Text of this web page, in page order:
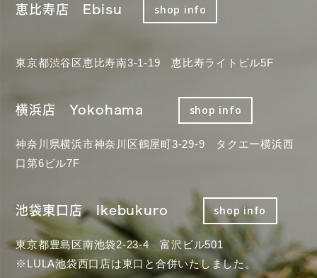
恵比寿店 Ebisu shop info
東京都渋谷区恵比寿南3-1-19 恵比寿ライトビル5F
横浜店 Yokohama shop info
神奈川県横浜市神奈川区鶴屋町3-29-9 タクエー横浜西
口第6ビル7F
池袋東口店 Ikebukuro shop info
東京都豊島区南池袋2-23-4 富沢ビル501
※LULA池袋西口店は東口と合併いたしました。